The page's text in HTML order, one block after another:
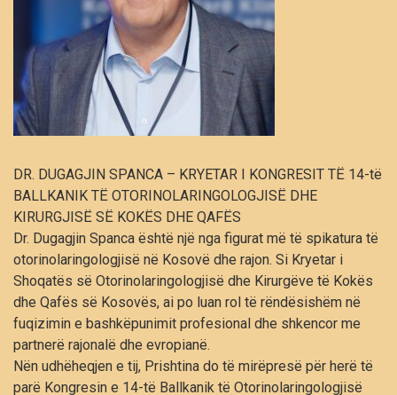
DR. DUGAGJIN SPANCA – KRYETAR I KONGRESIT TË 14-të
BALLKANIK TË OTORINOLARINGOLOGJISË DHE
KIRURGJISË SË KOKËS DHE QAFËS
Dr. Dugagjin Spanca është një nga figurat më të spikatura të
otorinolaringologjisë në Kosovë dhe rajon. Si Kryetar i
Shoqatës së Otorinolaringologjisë dhe Kirurgëve të Kokës
dhe Qafës së Kosovës, ai po luan rol të rëndësishëm në
fuqizimin e bashkëpunimit profesional dhe shkencor me
partnerë rajonalë dhe evropianë.
Nën udhëheqjen e tij, Prishtina do të mirëpresë për herë të
parë Kongresin e 14-të Ballkanik të Otorinolaringologjisë